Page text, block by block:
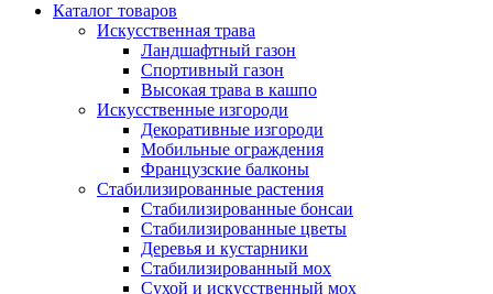
Каталог товаров
Искусственная трава
Ландшафтный газон
Спортивный газон
Высокая трава в кашпо
Искусственные изгороди
Декоративные изгороди
Мобильные ограждения
Французские балконы
Стабилизированные растения
Стабилизированные бонсаи
Стабилизированные цветы
Деревья и кустарники
Стабилизированный мох
Сухой и искусственный мох